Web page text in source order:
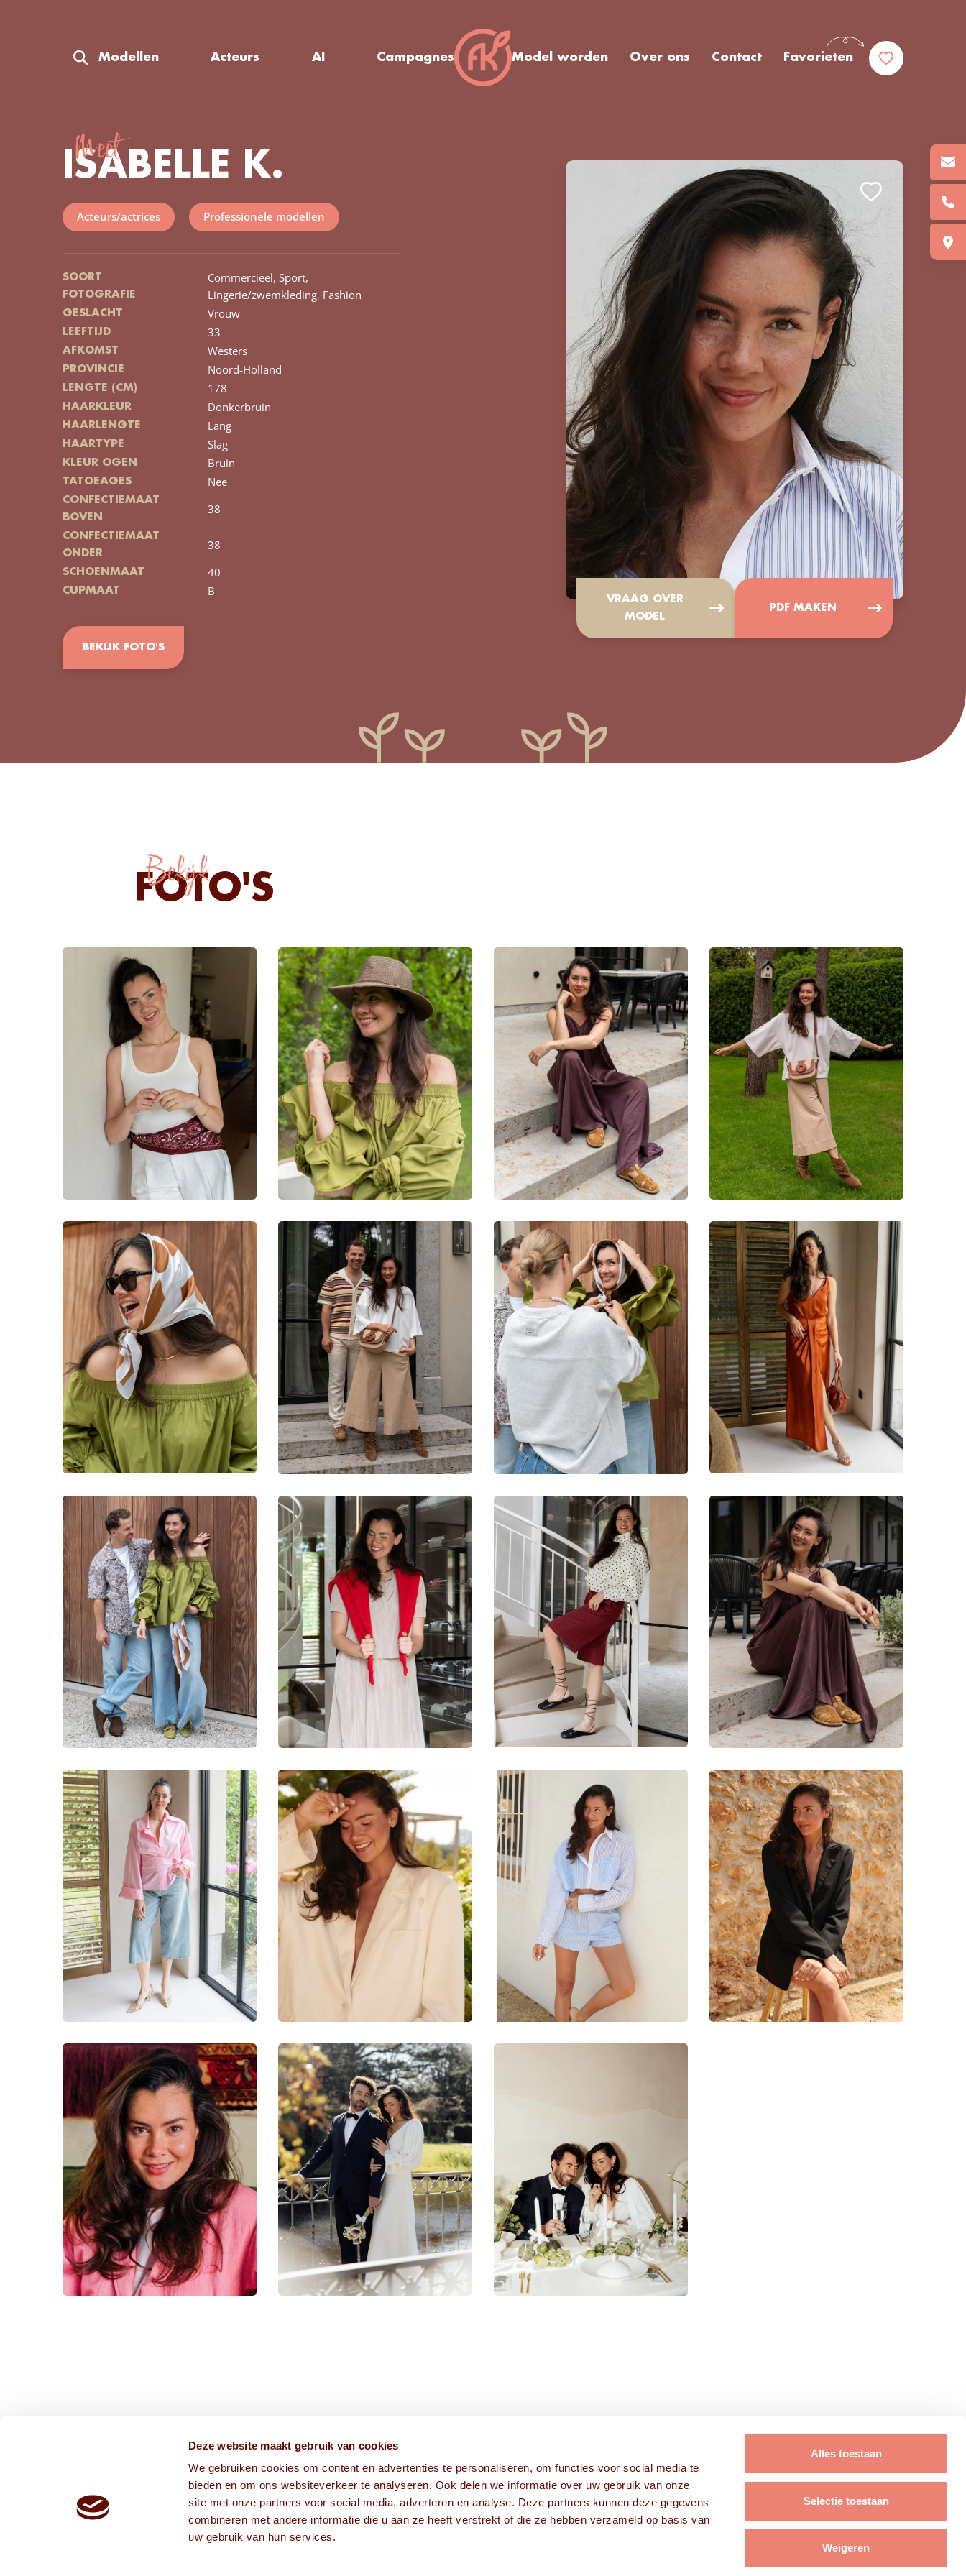
Deze website maakt gebruik van cookies
We gebruiken cookies om content en advertenties te personaliseren, om functies voor social media te
bieden en om ons websiteverkeer te analyseren. Ook delen we informatie over uw gebruik van onze
site met onze partners voor social media, adverteren en analyse. Deze partners kunnen deze gegevens
combineren met andere informatie die u aan ze heeft verstrekt of die ze hebben verzameld op basis van
uw gebruik van hun services.
Alles toestaan
Selectie toestaan
Weigeren
Modellen Acteurs AI Campagnes Model worden Over ons Contact Favorieten
VRAAG OVER
MODEL
PDF MAKEN
Meet
ISABELLE K.
Acteurs/actrices Professionele modellen
SOORT
FOTOGRAFIE
Commercieel, Sport,
Lingerie/zwemkleding, Fashion
GESLACHT Vrouw
LEEFTIJD 33
AFKOMST Westers
PROVINCIE Noord-Holland
LENGTE (CM) 178
HAARKLEUR Donkerbruin
HAARLENGTE Lang
HAARTYPE Slag
KLEUR OGEN Bruin
TATOEAGES Nee
CONFECTIEMAAT
BOVEN
38
CONFECTIEMAAT
ONDER
38
SCHOENMAAT 40
CUPMAAT B
BEKIJK FOTO'S
Bekijk
FOTO'S
info@frissekoppen.nl
013-75 05 241
HIER VIND JE ONS
Fabriekstraat 1A
5038 EM Tilburg
Modellen
Acteurs
Campagnes